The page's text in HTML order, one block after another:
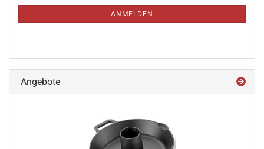
ANMELDEN
Angebote